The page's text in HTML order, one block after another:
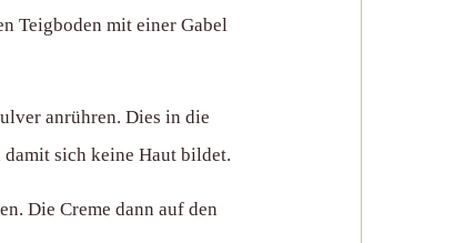
Teigboden mit einer Gabel
anrühren. Dies in die
sich keine Haut bildet.
Die Creme dann auf den